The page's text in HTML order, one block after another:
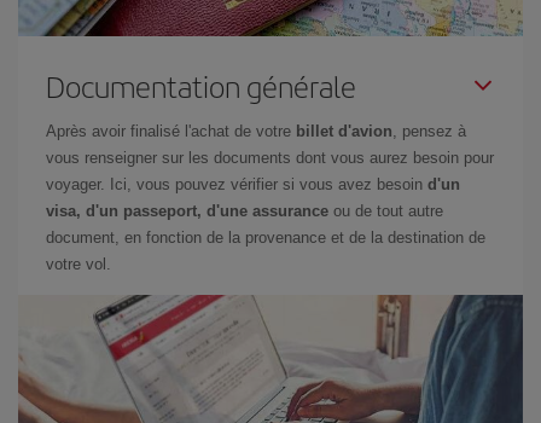
Documentation générale
Après avoir finalisé l'achat de votre billet d'avion, pensez à
vous renseigner sur les documents dont vous aurez besoin pour
voyager. Ici, vous pouvez vérifier si vous avez besoin d'un
visa, d'un passeport, d'une assurance ou de tout autre
document, en fonction de la provenance et de la destination de
votre vol.